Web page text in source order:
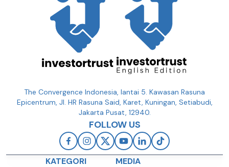
The Convergence Indonesia, lantai 5. Kawasan Rasuna
Epicentrum, Jl. HR Rasuna Said, Karet, Kuningan, Setiabudi,
Jakarta Pusat, 12940.
FOLLOW US
KATEGORI MEDIA